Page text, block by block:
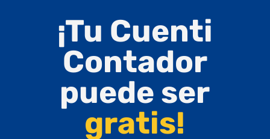
¡Tu Cuenti
Contador
puede ser
gratis!